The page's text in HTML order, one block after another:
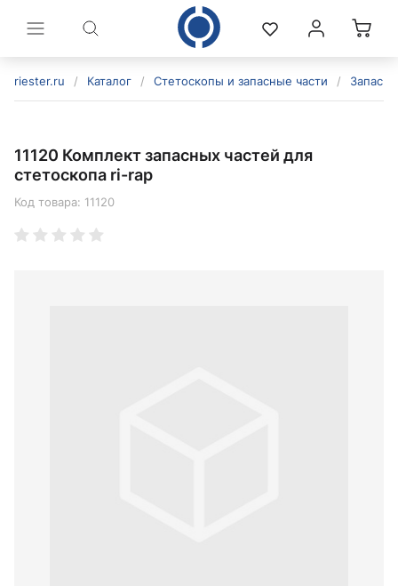
riester.ru / Каталог / Стетоскопы и запасные части /
11120 Комплект запасных частей для
стетоскопа ri-rap
Код товара: 11120